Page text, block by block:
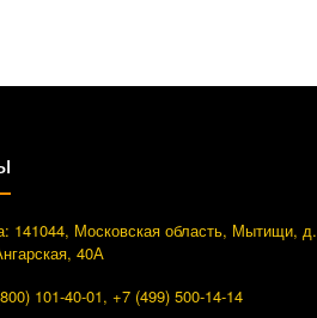
141044, Московская область, Мытищи, д.
40А
101-40-01, +7 (499) 500-14-14